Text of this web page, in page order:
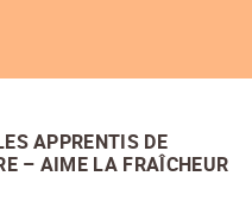
APPRENTIS DE
– AIME LA FRAÎCHEUR